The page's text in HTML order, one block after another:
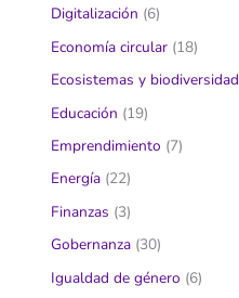
Digitalización (6)
Economía circular (18)
Ecosistemas y biodiversidad
Educación (19)
Emprendimiento (7)
Energía (22)
Finanzas (3)
Gobernanza (30)
Igualdad de género (6)